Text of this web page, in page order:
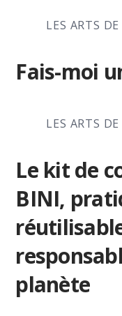
LES ARTS
Fais-moi
LES ARTS
Le kit de
BINI,
planète